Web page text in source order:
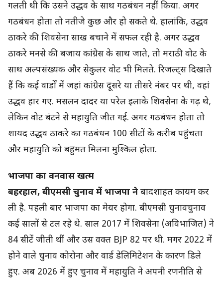
गलती थी कि उसने उद्धव के साथ गठबंधन नहीं किया. अगर
गठबंधन होता तो नतीजे कुछ और हो सकते थे. हालांकि, उद्धव
ठाकरे की शिवसेना साख बचाने में सफल रही है. अगर उद्धव
ठाकरे मनसे की बजाय कांग्रेस के साथ जाते, तो मराठी वोट के
साथ अल्पसंख्यक और सेकुलर वोट भी मिलते. रिजल्ट्स दिखाते
हैं कि कई वार्डों में जहां कांग्रेस दूसरे या तीसरे नंबर पर थी, वहां
उद्धव हार गए. मसलन दादर या परेल इलाके शिवसेना के गढ़ थे,
लेकिन वोट बंटने से महायुति जीत गई. अगर गठबंधन होता तो
शायद उद्धव ठाकरे का गठबंधन 100 सीटों के करीब पहुंचता
और महायुति को बहुमत मिलना मुश्किल होता.
भाजपा का वनवास खत्म
बहरहाल, बीएमसी चुनाव में भाजपा ने बादशाहत कायम कर
ली है. पहली बार भाजपा का मेयर होगा. बीएमसी चुनावचुनाव
कई सालों से टल रहे थे. साल 2017 में शिवसेना (अविभाजित) ने
84 सीटें जीती थीं और उस वक्त BJP 82 पर थी. मगर 2022 में
होने वाले चुनाव कोरोना और वार्ड डेलिमिटेशन के कारण डिले
हुए. अब 2026 में हुए चुनाव में महायुति ने अपनी रणनीति से